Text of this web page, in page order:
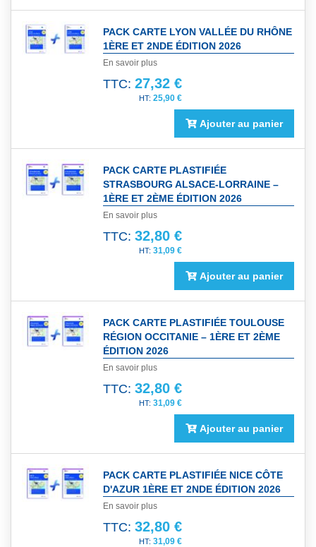
PACK CARTE LYON VALLÉE DU RHÔNE
1ÈRE ET 2NDE ÉDITION 2026
En savoir plus
TTC: 27,32 €
25,90 €
Ajouter au panier
PACK CARTE PLASTIFIÉE
STRASBOURG ALSACE-LORRAINE –
1ÈRE ET 2ÈME ÉDITION 2026
En savoir plus
TTC: 32,80 €
31,09 €
Ajouter au panier
PACK CARTE PLASTIFIÉE TOULOUSE
RÉGION OCCITANIE – 1ÈRE ET 2ÈME
ÉDITION 2026
En savoir plus
TTC: 32,80 €
31,09 €
Ajouter au panier
PACK CARTE PLASTIFIÉE NICE CÔTE
D'AZUR 1ÈRE ET 2NDE ÉDITION 2026
En savoir plus
TTC: 32,80 €
31,09 €